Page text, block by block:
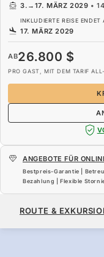
3. → 17. MÄRZ 2029 •
INKLUDIERTE REISE ENDET
17. MÄRZ 2029
AB26.800 $
PRO GAST, MIT DEM TARIF
ANGEBOTE FÜR
Bestpreis-Garantie |
Bezahlung | Flexible
ROUTE &